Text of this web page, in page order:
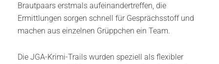
Brautpaars erstmals aufeinandertreffen, die
Ermittlungen sorgen schnell für Gesprächsstoff und
machen aus einzelnen Grüppchen ein Team.
Die JGA-Krimi-Trails wurden speziell als flexibler